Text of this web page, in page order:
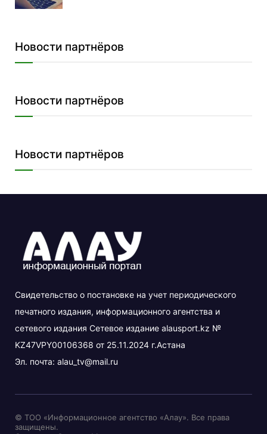
Новости партнёров
Новости партнёров
Новости партнёров
Свидетельство о постановке на учет периодического
печатного издания, информационного агентства и
сетевого издания Сетевое издание alausport.kz №
KZ47VPY00106368 от 25.11.2024 г.Астана
Эл. почта: alau_tv@mail.ru
© ТОО «Информационное агентство «Алау». Все права
защищены.